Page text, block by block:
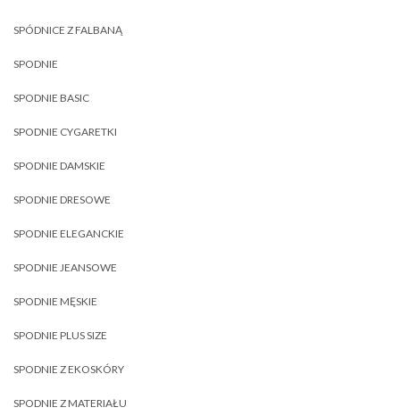
SPÓDNICE Z FALBANĄ
SPODNIE
SPODNIE BASIC
SPODNIE CYGARETKI
SPODNIE DAMSKIE
SPODNIE DRESOWE
SPODNIE ELEGANCKIE
SPODNIE JEANSOWE
SPODNIE MĘSKIE
SPODNIE PLUS SIZE
SPODNIE Z EKOSKÓRY
SPODNIE Z MATERIAŁU